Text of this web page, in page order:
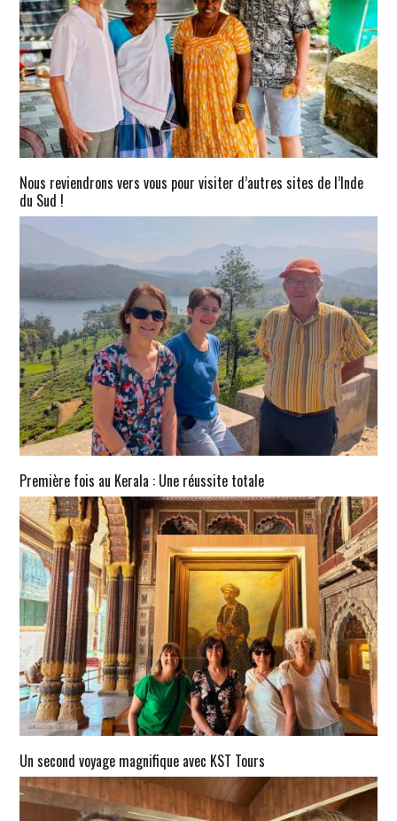
Nous reviendrons vers vous pour visiter d’autres sites de l’Inde
du Sud !
Première fois au Kerala : Une réussite totale
Un second voyage magnifique avec KST Tours